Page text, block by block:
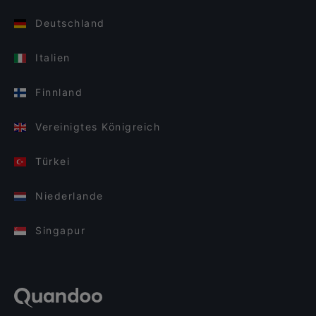
Deutschland
Italien
Finnland
Vereinigtes Königreich
Türkei
Niederlande
Singapur